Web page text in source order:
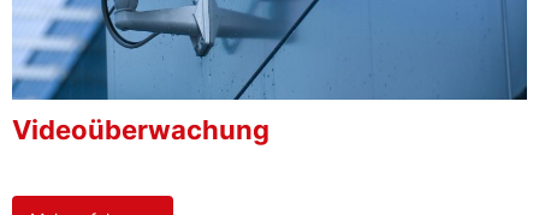
Videoüberwachung